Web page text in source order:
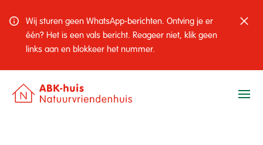
Wij sturen geen WhatsApp-berichten. Ontving je er
één? Het is een vals bericht. Reageer niet, klik geen
links aan en blokkeer het nummer.